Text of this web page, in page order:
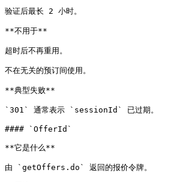
验证后最长 2 小时。
**不用于**
超时后不再重用。
不在无关的预订间使用。
**典型失败**
`301` 通常表示 `sessionId` 已过期。
#### `OfferId`
**它是什么**
由 `getOffers.do` 返回的报价令牌。